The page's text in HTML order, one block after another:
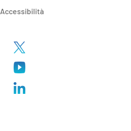
Accessibilità